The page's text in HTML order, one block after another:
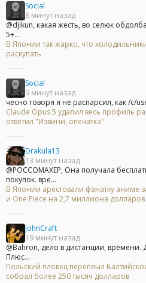
Social
8 минут назад
@djikun, какая жесть, во селюк
5+...
В Японии так жарко, что
раскупать
Social
9 минут назад
чесно говоря я не распарсил, как /c/
Claude Opus 5 удалил весь профиль
ответил "Извини, опечатка"
Drakula13
13 минут назад
@POCCOMAXEP, Она получала
покупок. вре...
В Японии арестовали фанатку аниме
и One Piece на 2,7 миллиона долларов
JohnCraft
19 минут назад
@Bahron, дело в дистанции,
Плюс...
Польский пловец переплыл
собрал более 250 тысяч долларов